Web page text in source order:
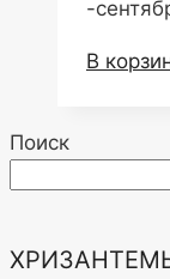
-
В
Поиск